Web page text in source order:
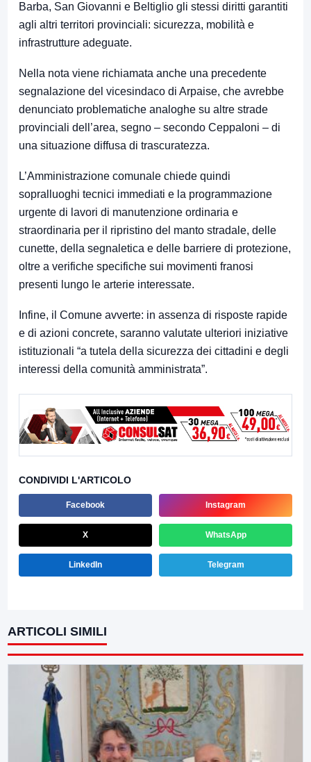
Barba, San Giovanni e Beltiglio gli stessi diritti garantiti
agli altri territori provinciali: sicurezza, mobilità e
infrastrutture adeguate.
Nella nota viene richiamata anche una precedente
segnalazione del vicesindaco di Arpaise, che avrebbe
denunciato problematiche analoghe su altre strade
provinciali dell’area, segno – secondo Ceppaloni – di
una situazione diffusa di trascuratezza.
L’Amministrazione comunale chiede quindi
sopralluoghi tecnici immediati e la programmazione
urgente di lavori di manutenzione ordinaria e
straordinaria per il ripristino del manto stradale, delle
cunette, della segnaletica e delle barriere di protezione,
oltre a verifiche specifiche sui movimenti franosi
presenti lungo le arterie interessate.
Infine, il Comune avverte: in assenza di risposte rapide
e di azioni concrete, saranno valutate ulteriori iniziative
istituzionali “a tutela della sicurezza dei cittadini e degli
interessi della comunità amministrata”.
CONDIVIDI L'ARTICOLO
Facebook Instagram
X WhatsApp
LinkedIn Telegram
ARTICOLI SIMILI